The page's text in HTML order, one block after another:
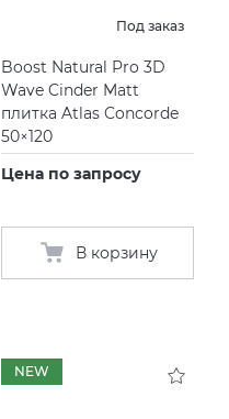
Под заказ
Boost Natural Pro 3D
Wave Cinder Matt
плитка Atlas Concorde
50×120
Цена по запросу
В корзину
NEW